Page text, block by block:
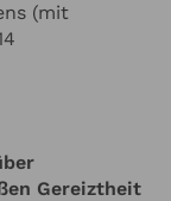
(mit
Gereiztheit